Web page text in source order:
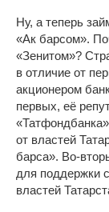
Ну, а теперь
«Ак барсом».
«Зенитом»?
в отличие от
акционером
первых, её
от властей
барса». Во-
для поддержки
властей